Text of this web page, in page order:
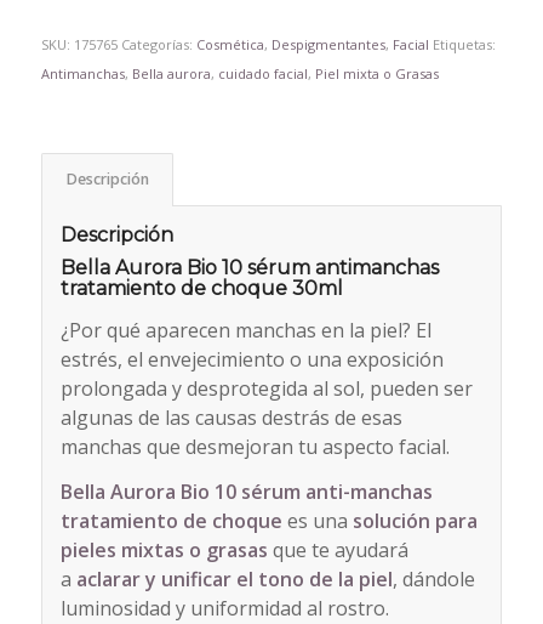
SKU: 175765 Categorías: Cosmética, Despigmentantes, Facial Etiquetas:
Antimanchas, Bella aurora, cuidado facial, Piel mixta o Grasas
Descripción
Descripción
Bella Aurora Bio 10 sérum antimanchas
tratamiento de choque 30ml
¿Por qué aparecen manchas en la piel? El
estrés, el envejecimiento o una exposición
prolongada y desprotegida al sol, pueden ser
algunas de las causas destrás de esas
manchas que desmejoran tu aspecto facial.
Bella Aurora Bio 10 sérum anti-manchas
tratamiento de choque es una solución para
pieles mixtas o grasas que te ayudará
a aclarar y unificar el tono de la piel, dándole
luminosidad y uniformidad al rostro.